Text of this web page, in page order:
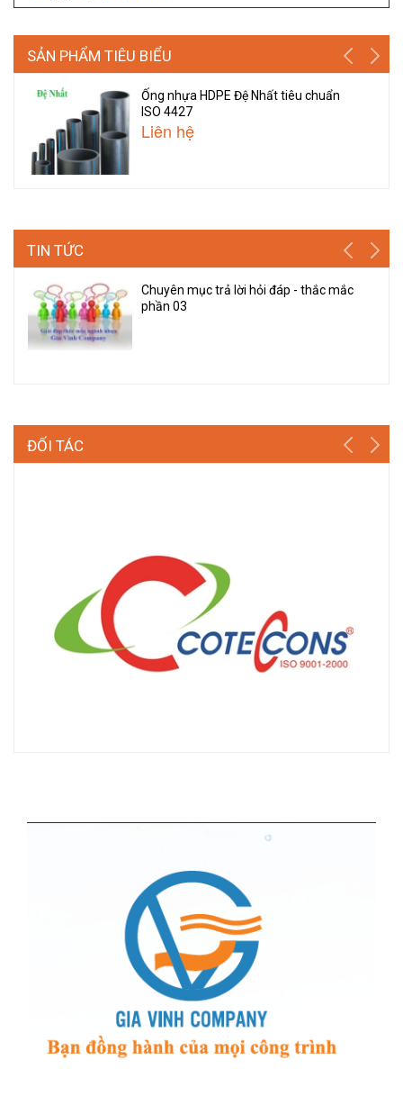
SẢN PHẨM TIÊU BIỂU
Ống nhựa HDPE Đệ Nhất tiêu chuẩn
ISO 4427
Liên hệ
TIN TỨC
Chuyên mục trả lời hỏi đáp - thắc mắc
phần 03
ĐỐI TÁC